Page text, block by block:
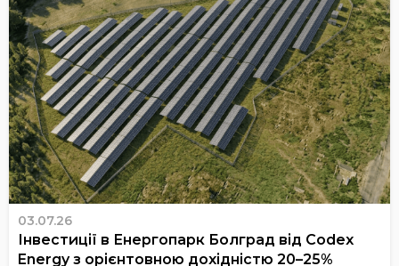
03.07.26
Інвестиції в Енергопарк Болград від Codex
Energy з орієнтовною дохідністю 20–25%